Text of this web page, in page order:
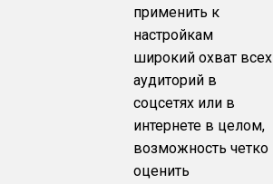
применить к
настройкам
широкий охват всех
аудиторий в
соцсетях или в
интернете в целом,
возможность четко
оценить